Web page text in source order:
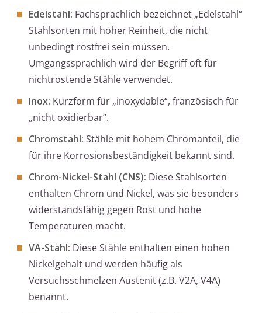
Edelstahl: Fachsprachlich bezeichnet „Edelstahl“
Stahlsorten mit hoher Reinheit, die nicht
unbedingt rostfrei sein müssen.
Umgangssprachlich wird der Begriff oft für
nichtrostende Stähle verwendet.
Inox: Kurzform für „inoxydable“, französisch für
„nicht oxidierbar“.
Chromstahl: Stähle mit hohem Chromanteil, die
für ihre Korrosionsbeständigkeit bekannt sind.
Chrom-Nickel-Stahl (CNS): Diese Stahlsorten
enthalten Chrom und Nickel, was sie besonders
widerstandsfähig gegen Rost und hohe
Temperaturen macht.
VA-Stahl: Diese Stähle enthalten einen hohen
Nickelgehalt und werden häufig als
Versuchsschmelzen Austenit (z.B. V2A, V4A)
benannt.